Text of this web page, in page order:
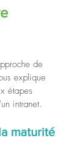
de
explique
étapes
intranet.
maturité